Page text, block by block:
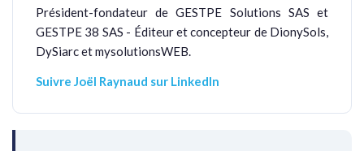
Président-fondateur de GESTPE Solutions SAS et
GESTPE 38 SAS - Éditeur et concepteur de DionySols,
DySiarc et mysolutionsWEB.
Suivre Joël Raynaud sur LinkedIn